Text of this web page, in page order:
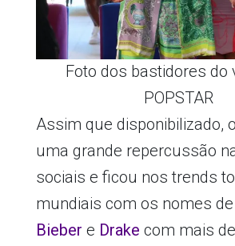
Foto dos bastidores do
POPSTAR
Assim que disponibilizado,
uma grande repercussão
sociais e ficou nos trends
mundiais com os nomes de
Bieber e Drake com mais de